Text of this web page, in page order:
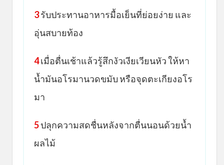
3รับประทานอาหารมื้อเย็นที่ย่อยง่าย และ
อุ่นสบายท้อง
4เมื่อตื่นเช้าแล้วรู้สึกงัวเงียเวียนหัว ให้หา
น้ำมันอโรมานวดขมับ หรือจุดตะเกียงอโร
มา
5ปลุกความสดชื่นหลังจากตื่นนอนด้วยน้ำ
ผลไม้